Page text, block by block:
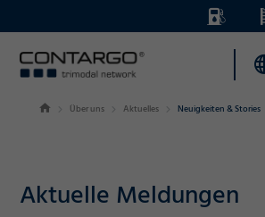
Über uns Aktuelles Neuigkeiten & Stories
Aktuelle Meldungen